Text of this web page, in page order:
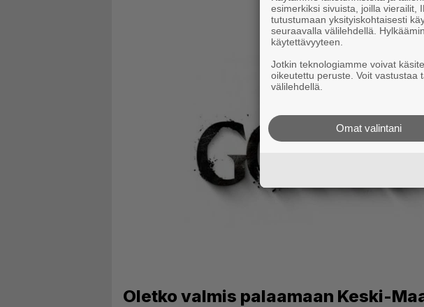
Oletko valmis palaamaan Keski-
esimerkiksi sivuista, joilla vierailit,
tutustumaan yksityiskohtaisesti
seuraavalla välilehdellä.
käytettävyyteen.
Jotkin teknologiamme voivat
oikeutettu peruste. Voit vastustaa
välilehdellä.
Omat valintani